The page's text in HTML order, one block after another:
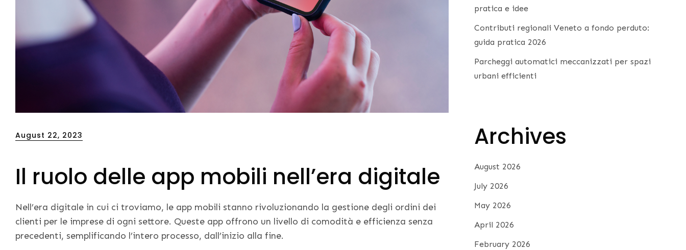
Posted
August 22, 2023
Il ruolo delle app mobili nell’era digitale
Nell’era digitale in cui ci troviamo, le app mobili stanno rivoluzionando la gestione degli ordini dei
clienti per le imprese di ogni settore. Queste app offrono un livello di comodità e efficienza senza
precedenti, semplificando l’intero processo, dall’inizio alla fine.
pratica e idee
Contributi regionali Veneto a fondo perduto:
guida pratica 2026
Parcheggi automatici meccanizzati per spazi
urbani efficienti
Archives
August 2026
July 2026
May 2026
April 2026
February 2026